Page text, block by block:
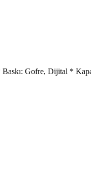
Baskı: Gofre, Dijital *